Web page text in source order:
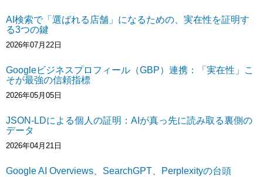
AI検索で「選ばれる店舗」になるための、実在性を証明す
る3つの鍵
2026年07月22日
Googleビジネスプロフィール（GBP）連携：「実在性」こ
そが最強の信頼指標
2026年05月05日
JSON-LDによる個人の証明：AIが真っ先に読み取る裏側の
データ
2026年04月21日
Google AI Overviews、SearchGPT、Perplexityの台頭